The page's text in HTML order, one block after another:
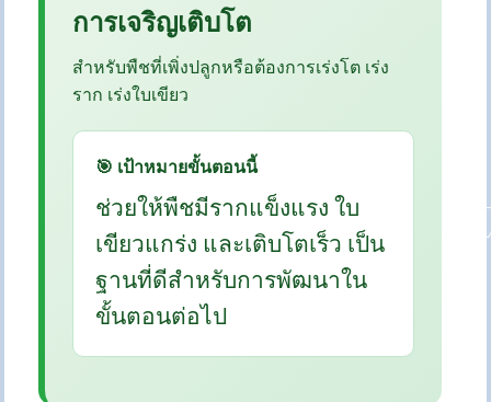
การเจริญเติบโต
สำหรับพืชที่เพิ่งปลูกหรือต้องการเร่งโต เร่ง
ราก เร่งใบเขียว
🎯 เป้าหมายขั้นตอนนี้
ช่วยให้พืชมีรากแข็งแรง ใบ
เขียวแกร่ง และเติบโตเร็ว เป็น
ฐานที่ดีสำหรับการพัฒนาใน
ขั้นตอนต่อไป